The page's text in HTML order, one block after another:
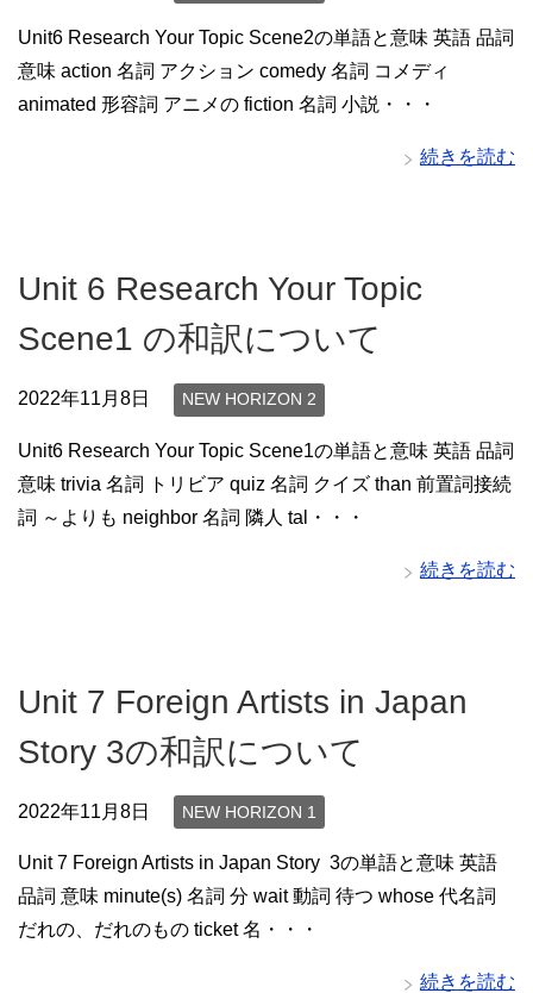
Unit6 Research Your Topic Scene2の単語と意味 英語 品詞
意味 action 名詞 アクション comedy 名詞 コメディ
animated 形容詞 アニメの fiction 名詞 小説・・・
続きを読む
Unit 6 Research Your Topic
Scene1 の和訳について
2022年11月8日 NEW HORIZON 2
Unit6 Research Your Topic Scene1の単語と意味 英語 品詞
意味 trivia 名詞 トリビア quiz 名詞 クイズ than 前置詞接続
詞 ～よりも neighbor 名詞 隣人 tal・・・
続きを読む
Unit 7 Foreign Artists in Japan
Story 3の和訳について
2022年11月8日 NEW HORIZON 1
Unit 7 Foreign Artists in Japan Story 3の単語と意味 英語
品詞 意味 minute(s) 名詞 分 wait 動詞 待つ whose 代名詞
だれの、だれのもの ticket 名・・・
続きを読む